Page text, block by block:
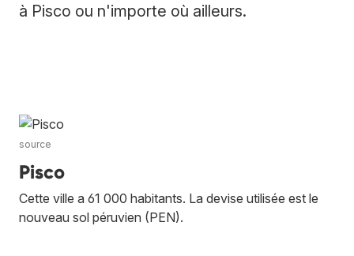
à Pisco ou n'importe où ailleurs.
source
Pisco
Cette ville a 61 000 habitants. La devise utilisée est le
nouveau sol péruvien (PEN).